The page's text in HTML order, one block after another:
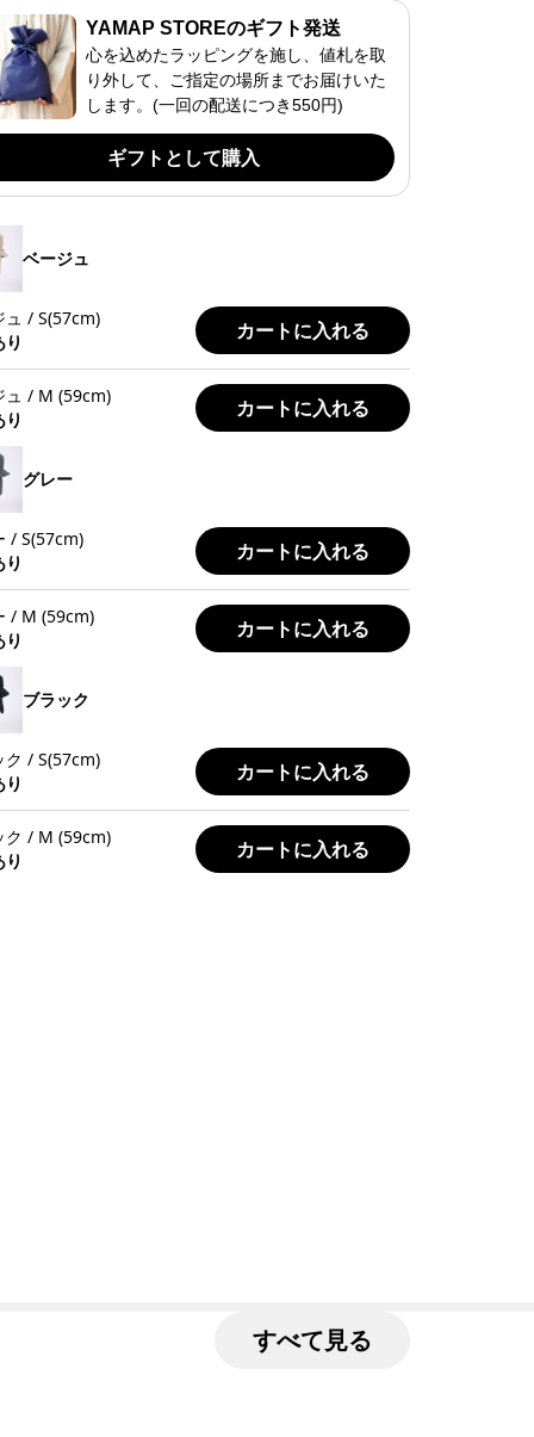
YAMAP STOREのギフト発送
心を込めたラッピングを施し、値札を取
り外して、ご指定の場所までお届けいた
します。(一回の配送につき550円)
ギフトとして購入
ベージュ
ュ / S(57cm)
カートに入れる
ュ / M (59cm)
カートに入れる
グレー
/ S(57cm)
カートに入れる
/ M (59cm)
カートに入れる
ブラック
ク / S(57cm)
カートに入れる
ク / M (59cm)
カートに入れる
すべて見る